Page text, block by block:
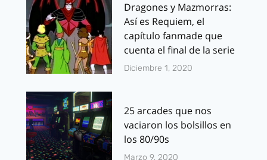
Dragones y Mazmorras:
Así es Requiem, el
capítulo fanmade que
cuenta el final de la serie
Diciembre 1, 2020
25 arcades que nos
vaciaron los bolsillos en
los 80/90s
Marzo 9, 2020